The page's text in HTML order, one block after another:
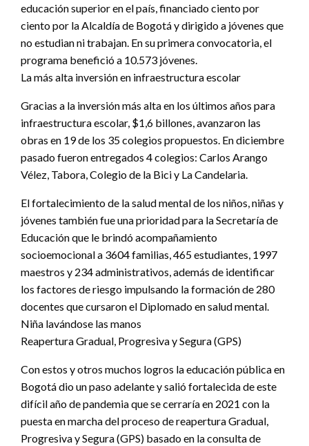
educación superior en el país, financiado ciento por
ciento por la Alcaldía de Bogotá y dirigido a jóvenes que
no estudian ni trabajan. En su primera convocatoria, el
programa benefició a 10.573 jóvenes.
La más alta inversión en infraestructura escolar
Gracias a la inversión más alta en los últimos años para
infraestructura escolar, $1,6 billones, avanzaron las
obras en 19 de los 35 colegios propuestos. En diciembre
pasado fueron entregados 4 colegios: Carlos Arango
Vélez, Tabora, Colegio de la Bici y La Candelaria.
El fortalecimiento de la salud mental de los niños, niñas y
jóvenes también fue una prioridad para la Secretaría de
Educación que le brindó acompañamiento
socioemocional a 3604 familias, 465 estudiantes, 1997
maestros y 234 administrativos, además de identificar
los factores de riesgo impulsando la formación de 280
docentes que cursaron el Diplomado en salud mental.
Niña lavándose las manos
Reapertura Gradual, Progresiva y Segura (GPS)
Con estos y otros muchos logros la educación pública en
Bogotá dio un paso adelante y salió fortalecida de este
difícil año de pandemia que se cerraría en 2021 con la
puesta en marcha del proceso de reapertura Gradual,
Progresiva y Segura (GPS) basado en la consulta de